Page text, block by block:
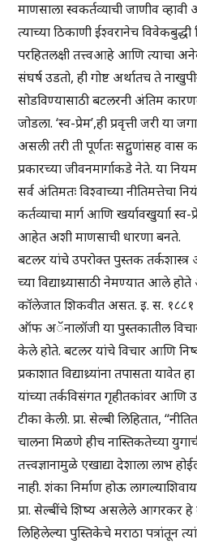
माणसाला स्वकर्तव्याची जाणीव
त्याच्या ठिकाणी ईश्वरानेच
परहितलक्षी तत्त्वआहे आणि त्याचा
संघर्ष उडतो, ही गोष्ट अर्थातच ते
सोडविण्यासाठी बटलरनी अंतिम
जोडला. ‘स्व-प्रेम’,ही प्रवृत्ती जरी या
असली तरी ती पूर्णतः सद्गुणांसह
प्रकारच्या जीवनमार्गाकडे नेते. या
सर्व अंतिमतः विश्वाच्या नीतिमत्तेचा
कर्तव्याचा मार्ग आणि खर्यावखुर्याा
आहेत अशी माणसाची धारणा बनते.
बटलर यांचे उपरोक्त पुस्तक तर्कशास्त्र
च्या विद्याथ्र्यासाठी नेमण्यात आले
कॉलेजात शिकवीत असत. इ. स. १८८१
ऑफ अॅनालॉजी या पुस्तकातील
केले होते. बटलर यांचे विचार आणि
प्रकाशात विद्याथ्र्यांना तपासता
यांच्या तर्कविसंगत गृहीतकांवर आणि
टीका केली. प्रा. सेल्बी लिहितात,
चालना मिळणे हीच नास्तिकतेच्या
तत्त्वज्ञानामुळे एखाद्या देशाला लाभ
नाही. शंका निर्माण होऊ
प्रा. सेल्बींचे शिष्य असलेले आगरकर हे
लिहिलेल्या पुस्तिकेचे मराठा पत्रांतून